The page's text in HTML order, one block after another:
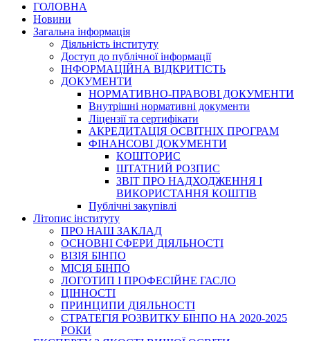
ГОЛОВНА
Новини
Загальна інформація
Діяльність інституту
Доступ до публічної інформації
ІНФОРМАЦІЙНА ВІДКРИТІСТЬ
ДОКУМЕНТИ
НОРМАТИВНО-ПРАВОВІ ДОКУМЕНТИ
Внутрішні нормативні документи
Ліцензії та сертифікати
АКРЕДИТАЦІЯ ОСВІТНІХ ПРОГРАМ
ФІНАНСОВІ ДОКУМЕНТИ
КОШТОРИС
ШТАТНИЙ РОЗПИС
ЗВІТ ПРО НАДХОДЖЕННЯ І
ВИКОРИСТАННЯ КОШТІВ
Публічні закупівлі
Літопис інституту
ПРО НАШ ЗАКЛАД
ОСНОВНІ СФЕРИ ДІЯЛЬНОСТІ
ВІЗІЯ БІНПО
МІСІЯ БІНПО
ЛОГОТИП І ПРОФЕСІЙНЕ ГАСЛО
ЦІННОСТІ
ПРИНЦИПИ ДІЯЛЬНОСТІ
СТРАТЕГІЯ РОЗВИТКУ БІНПО НА 2020-2025
РОКИ